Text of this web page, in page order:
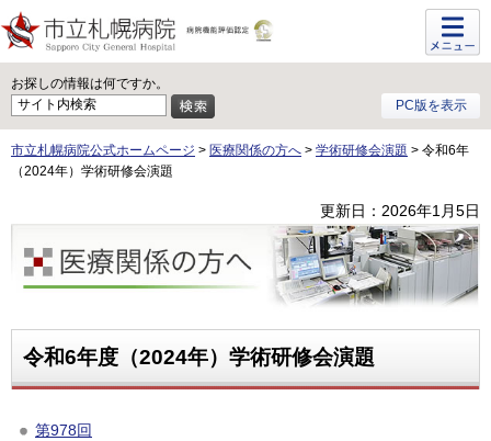
お探しの情報は何ですか。
PC版を表示
メニュ
ー
市立札幌病院公式ホームページ > 医療関係の方へ > 学術研修会演題 > 令和6年
（2024年）学術研修会演題
更新日：2026年1月5日
医療関係の方へ
令和6年度（2024年）学術研修会演題
第978回